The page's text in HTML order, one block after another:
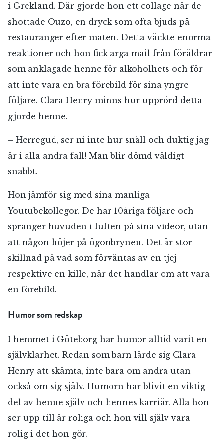
Jag accepterar villkoren.
RÖSTA
i Grekland. Där gjorde hon ett collage när de
shottade Ouzo, en dryck som ofta bjuds på
restauranger efter maten. Detta väckte enorma
reaktioner och hon fick arga mail från föräldrar
som anklagade henne för alkoholhets och för
att inte vara en bra förebild för sina yngre
följare. Clara Henry minns hur upprörd detta
gjorde henne.
– Herregud, ser ni inte hur snäll och duktig jag
är i alla andra fall! Man blir dömd väldigt
snabbt.
Hon jämför sig med sina manliga
Youtubekollegor. De har 10åriga följare och
spränger huvuden i luften på sina videor, utan
att någon höjer på ögonbrynen. Det är stor
skillnad på vad som förväntas av en tjej
respektive en kille, när det handlar om att vara
en förebild.
Humor som redskap
I hemmet i Göteborg har humor alltid varit en
självklarhet. Redan som barn lärde sig Clara
Henry att skämta, inte bara om andra utan
också om sig själv. Humorn har blivit en viktig
del av henne själv och hennes karriär. Alla hon
ser upp till är roliga och hon vill själv vara
rolig i det hon gör.